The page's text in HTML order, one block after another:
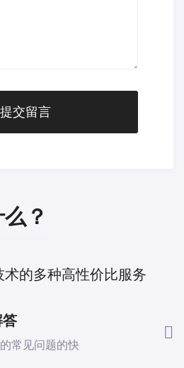
提交留言
？
的多种高性价比服务
答
常见问题的快